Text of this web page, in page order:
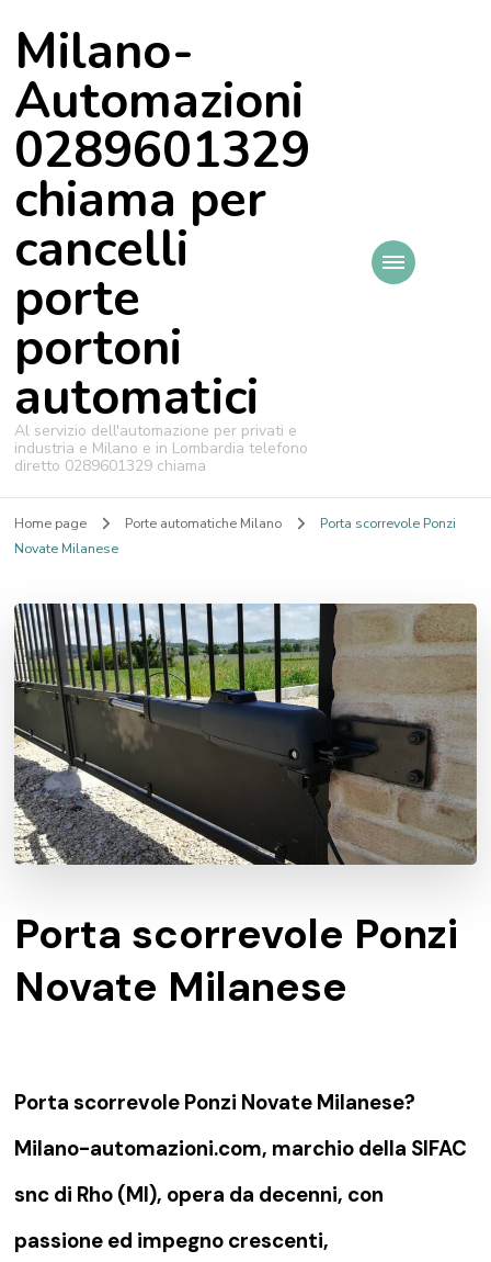
Milano-
Automazioni
0289601329
chiama per
cancelli
porte
portoni
automatici
Al servizio dell'automazione per privati e
industria e Milano e in Lombardia telefono
diretto 0289601329 chiama
Home page Porte automatiche Milano
Porta scorrevole Ponzi
Novate Milanese
Porta scorrevole Ponzi
Novate Milanese
Porta scorrevole Ponzi Novate Milanese?
Milano-automazioni.com, marchio della SIFAC
snc di Rho (MI), opera da decenni, con
passione ed impegno crescenti,